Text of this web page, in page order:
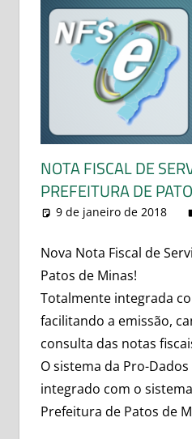
NOTA FISCAL DE
PREFEITURA DE
9 de janeiro de 2018
Nova Nota Fiscal de
Patos de Minas!
Totalmente integrada
facilitando a emissão,
consulta das notas
O sistema da Pro-
integrado com o sistema
Prefeitura de Patos de